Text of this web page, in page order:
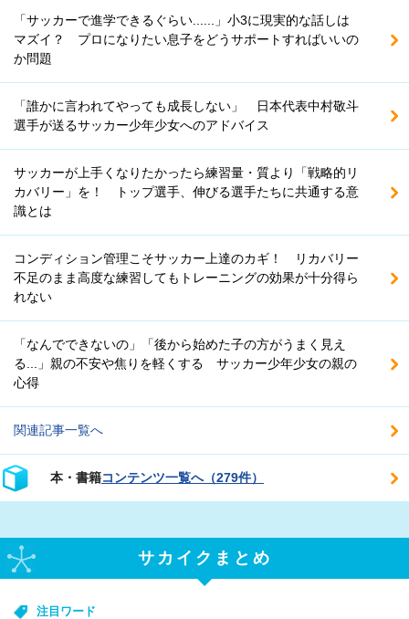
「サッカーで進学できるぐらい......」小3に現実的な話しは
マズイ？ プロになりたい息子をどうサポートすればいいの
か問題
「誰かに言われてやっても成長しない」 日本代表中村敬斗
選手が送るサッカー少年少女へのアドバイス
サッカーが上手くなりたかったら練習量・質より「戦略的リ
カバリー」を！ トップ選手、伸びる選手たちに共通する意
識とは
コンディション管理こそサッカー上達のカギ！ リカバリー
不足のまま高度な練習してもトレーニングの効果が十分得ら
れない
「なんでできないの」「後から始めた子の方がうまく見え
る...」親の不安や焦りを軽くする サッカー少年少女の親の
心得
関連記事一覧へ
本・書籍コンテンツ一覧へ（279件）
サカイクまとめ
注目ワード